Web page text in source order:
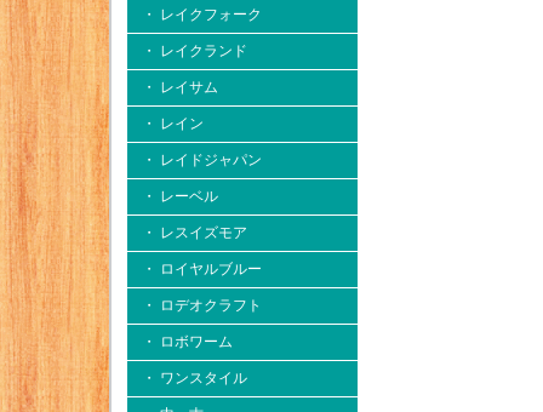
・ レイクフォーク
・ レイクランド
・ レイサム
・ レイン
・ レイドジャパン
・ レーベル
・ レスイズモア
・ ロイヤルブルー
・ ロデオクラフト
・ ロボワーム
・ ワンスタイル